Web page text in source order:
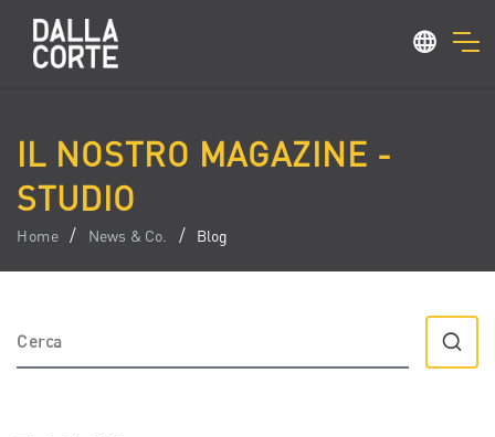
IL NOSTRO MAGAZINE -
STUDIO
Home News & Co. Blog